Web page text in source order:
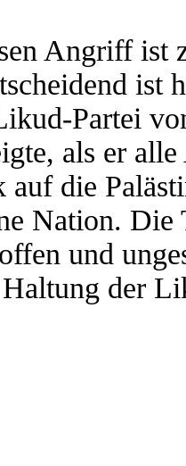
Angriff ist
ist
Partei
als er
die
Nation. Die
und
der